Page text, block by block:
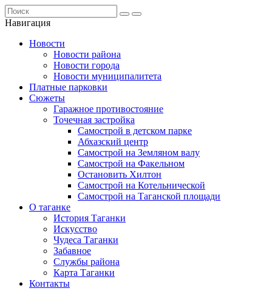
Навигация
Новости
Новости района
Новости города
Новости муниципалитета
Платные парковки
Сюжеты
Гаражное противостояние
Точечная застройка
Самострой в детском парке
Абхазский центр
Самострой на Земляном валу
Самострой на Факельном
Остановить Хилтон
Самострой на Котельнической
Самострой на Таганской площади
О таганке
История Таганки
Искусство
Чудеса Таганки
Забавное
Службы района
Карта Таганки
Контакты